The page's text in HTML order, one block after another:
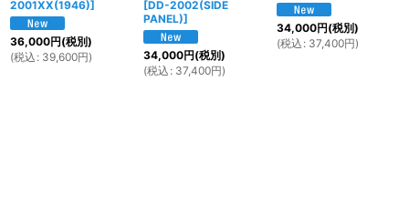
2001XX(1946)]
36,000円(税別)
(税込 : 39,600円)
[DD-2002(SIDE
PANEL)]
34,000円(税別)
(税込 : 37,400円)
34,000円(税別)
(税込 : 37,400円)